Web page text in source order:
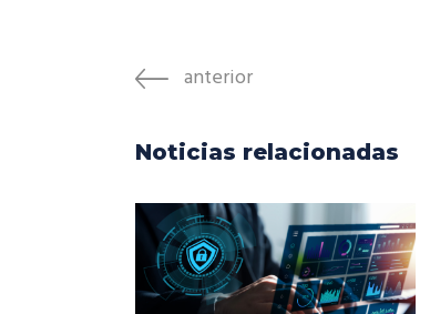
anterior
Noticias relacionadas